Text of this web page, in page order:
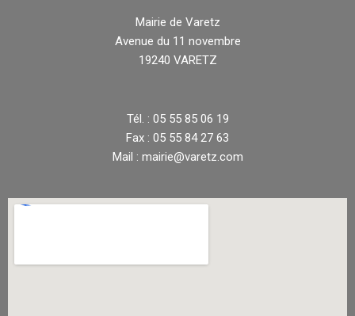
Mairie de Varetz
Avenue du 11 novembre
19240 VARETZ
Tél. : 05 55 85 06 19
Fax : 05 55 84 27 63
Mail : mairie@varetz.com